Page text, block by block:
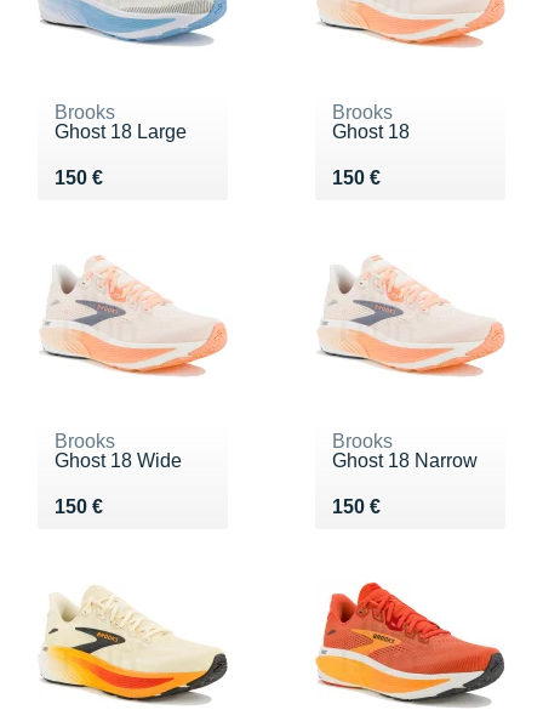
Brooks
Ghost 18 Large
150 €
Vendu 150 €
Brooks
Ghost 18
150 €
Vendu 150 €
Brooks
Ghost 18 Wide
150 €
Vendu 150 €
Brooks
Ghost 18 Narrow
150 €
Vendu 150 €